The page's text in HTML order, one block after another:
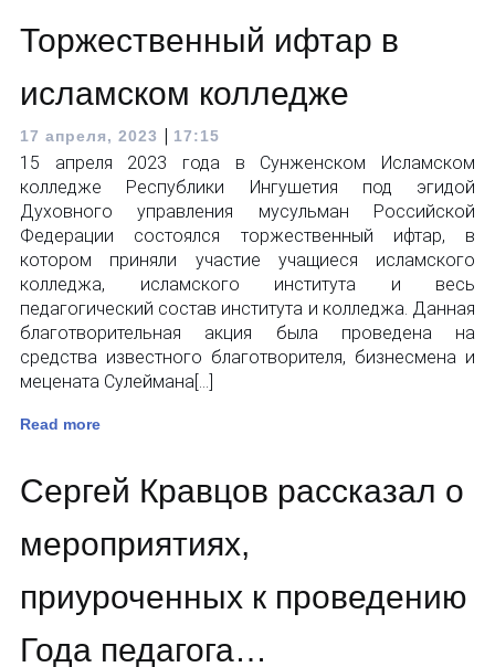
Торжественный ифтар в
исламском колледже
17 апреля, 2023 | 17:15
15 апреля 2023 года в Сунженском Исламском
колледже Республики Ингушетия под эгидой
Духовного управления мусульман Российской
Федерации состоялся торжественный ифтар, в
котором приняли участие учащиеся исламского
колледжа, исламского института и весь
педагогический состав института и колледжа. Данная
благотворительная акция была проведена на
средства известного благотворителя, бизнесмена и
мецената Сулеймана[…]
Read more
Сергей Кравцов рассказал о
мероприятиях,
приуроченных к проведению
Года педагога…